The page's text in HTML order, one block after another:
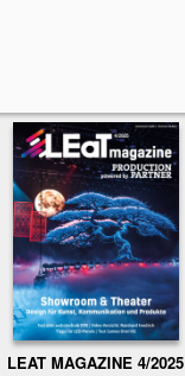
LEAT MAGAZINE 4/2025